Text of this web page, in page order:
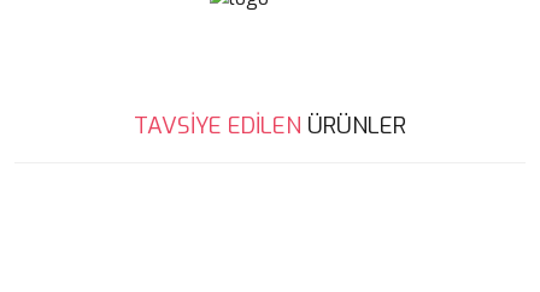
Bu ürünün fiyat bilgisi, resim, ürün açıklamalarında ve diğer
konularda yetersiz gördüğünüz noktaları öneri formunu kullanarak
TAVSİYE EDİLEN ÜRÜNLER